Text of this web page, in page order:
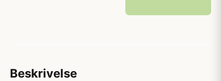
Beskrivelse